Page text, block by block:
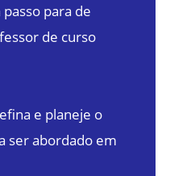
passo para de
de curso
e planeje o
ser abordado em